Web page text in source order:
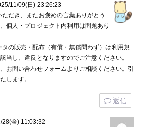
11/09(日) 23:26:23
だき、またお褒めの言葉ありがとう
個人・プロジェクト内利用は問題あり
の販売・配布（有償・無償問わず）は利用規
当し、違反となりますのでご注意ください。
お問い合わせフォームよりご相談ください。引
します。
返信
金) 11:03:32